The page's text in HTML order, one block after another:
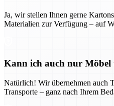
Ja, wir stellen Ihnen gerne
Materialien zur Verfügung – auf
Kann ich auch nur Möbel
Natürlich! Wir übernehmen auch
Transporte – ganz nach Ihrem